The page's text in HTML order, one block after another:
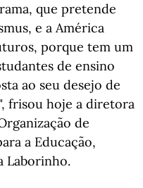
que pretende
e a América
porque tem um
de ensino
ao seu desejo de
frisou hoje a diretora
de
a Educação,
Laborinho.